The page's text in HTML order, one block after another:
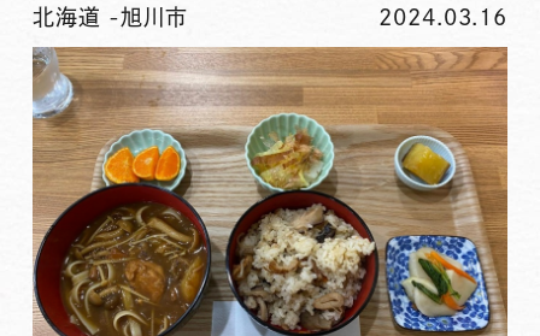
北海道 -旭川市 2024.03.16